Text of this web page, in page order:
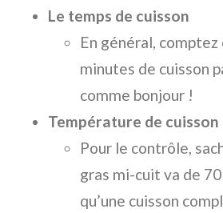
Le temps de cuisson
En général,
minutes de cuisson
comme bonjour !
Température de cuisson
Pour le contrôle,
gras mi-cuit va de
qu’une cuisson